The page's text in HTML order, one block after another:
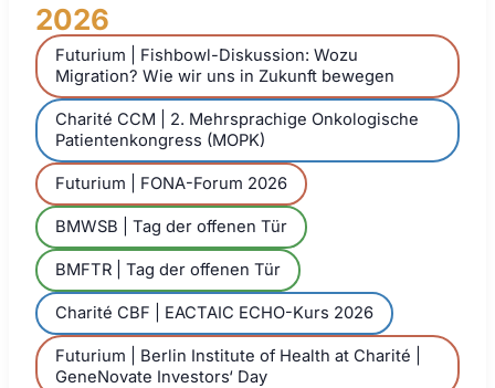
2026
Futurium | Fishbowl-Diskussion: Wozu
Migration? Wie wir uns in Zukunft bewegen
Charité CCM | 2. Mehrsprachige Onkologische
Patientenkongress (MOPK)
Futurium | FONA-Forum 2026
BMWSB | Tag der offenen Tür
BMFTR | Tag der offenen Tür
Charité CBF | EACTAIC ECHO-Kurs 2026
Futurium | Berlin Institute of Health at Charité |
GeneNovate Investors‘ Day